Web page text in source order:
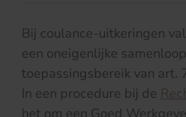
Bij coulance-uitkeringen
een oneigenlijke
toepassingsbereik van art.
In een procedure bij de